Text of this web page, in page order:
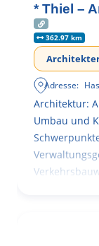
* Thiel –
362.97 km
Adresse:
Architektur:
Umbau und